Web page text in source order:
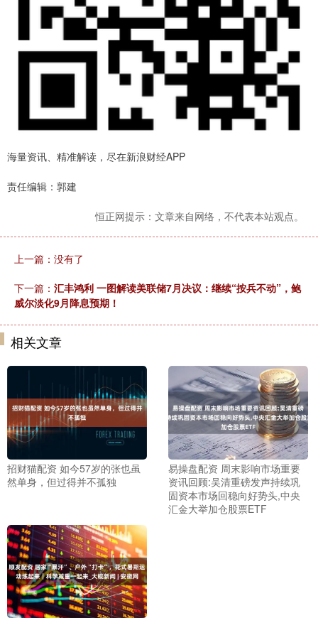
海量资讯、精准解读，尽在新浪财经APP
责任编辑：郭建
恒正网提示：文章来自网络，不代表本站观点。
上一篇：没有了
下一篇： 汇丰鸿利 一图解读美联储7月决议：继续“按兵不动”，鲍
威尔淡化9月降息预期！
相关文章
招财猫配资 如今57岁的张也虽
然单身，但过得并不孤独
易操盘配资 周末影响市场重要
资讯回顾:吴清重磅发声持续巩
固资本市场回稳向好势头,中央
汇金大举加仓股票ETF